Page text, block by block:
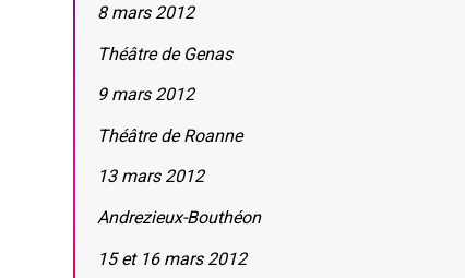
8 mars 2012
Théâtre de Genas
9 mars 2012
Théâtre de Roanne
13 mars 2012
Andrezieux-Bouthéon
15 et 16 mars 2012